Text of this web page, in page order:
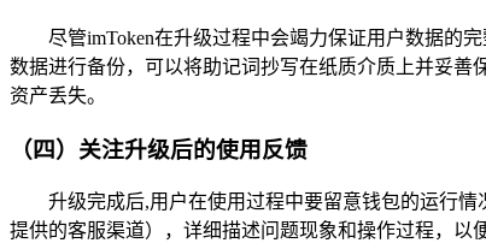
尽管imToken在升级过程中会竭力保证用户数据的
数据进行备份，可以将助记词抄写在纸质介质上并妥
资产丢失。
（四）关注升级后的使用反馈
升级完成后,用户在使用过程中要留意钱包的运行
提供的客服渠道），详细描述问题现象和操作过程，以